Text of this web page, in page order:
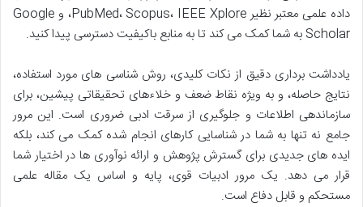
داده علمی معتبر نظیر PubMed، Scopus، IEEE Xplore، و Google
Scholar به شما کمک می کند تا به منابع باکیفیت دسترسی پیدا کنید.
یادداشت برداری دقیق از نکات کلیدی، روش شناسی های مورد استفاده،
نتایج حاصله، و به ویژه نقاط ضعف و خلاءهای تحقیقاتی پیشین، برای
سازماندهی اطلاعات و جلوگیری از سرقت ادبی ضروری است. این مرور
جامع نه تنها به شما در شناسایی کارهای انجام شده کمک می کند، بلکه
ایده های جدیدی برای گسترش پژوهش و ارائه نوآوری ها در اختیار شما
قرار می دهد. یک مرور ادبیات قوی، پایه و اساس یک مقاله علمی
مستحکم و قابل دفاع است.